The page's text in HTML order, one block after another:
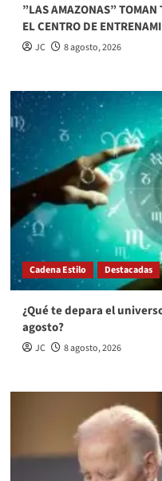
”LAS AMAZONAS” TOMAN
EL CENTRO DE
JC 8 agosto, 2026
Cadena Estilo Destacadas
¿Qué te depara el
agosto?
JC 8 agosto, 2026